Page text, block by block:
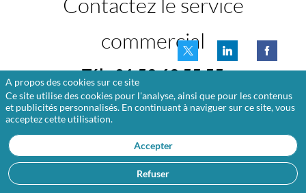
commercial
Tél : 01 53 63 55 55
A propos des cookies sur ce site
Ce site utilise des cookies pour l'analyse, ainsi que pour les contenus
et publicités personnalisés. En continuant à naviguer sur ce site, vous
acceptez cette utilisation.
Accepter
Refuser